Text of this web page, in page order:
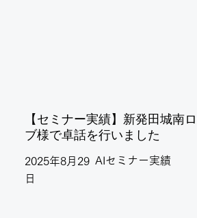
【セミナー実績】新発田城南
ブ様で卓話を行いました
2025年8月29
日
AIセミナー実績